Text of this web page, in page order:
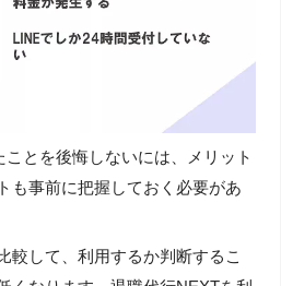
とを後悔しないには、メリット
も事前に把握しておく必要があ
較して、利用するか判断するこ